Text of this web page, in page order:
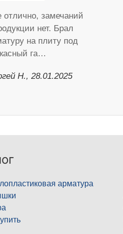
отлично, замечаний
нет. Брал
на плиту под
га…
Н., 28.01.2025
арматура